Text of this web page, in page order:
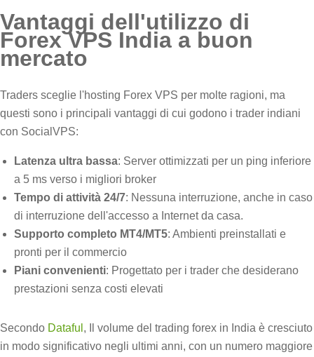
Vantaggi dell'utilizzo di
Forex VPS India a buon
mercato
Traders sceglie l'hosting Forex VPS per molte ragioni, ma
questi sono i principali vantaggi di cui godono i trader indiani
con SocialVPS:
Latenza ultra bassa: Server ottimizzati per un ping inferiore
a 5 ms verso i migliori broker
Tempo di attività 24/7: Nessuna interruzione, anche in caso
di interruzione dell'accesso a Internet da casa.
Supporto completo MT4/MT5: Ambienti preinstallati e
pronti per il commercio
Piani convenienti: Progettato per i trader che desiderano
prestazioni senza costi elevati
Secondo Dataful , Il volume del trading forex in India è cresciuto
in modo significativo negli ultimi anni, con un numero maggiore